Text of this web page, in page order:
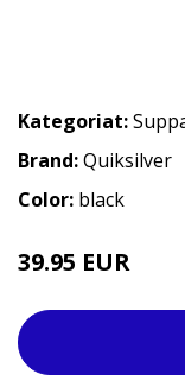
Kategoriat:
Brand:Quiksilver
Color: black
39.95 EUR